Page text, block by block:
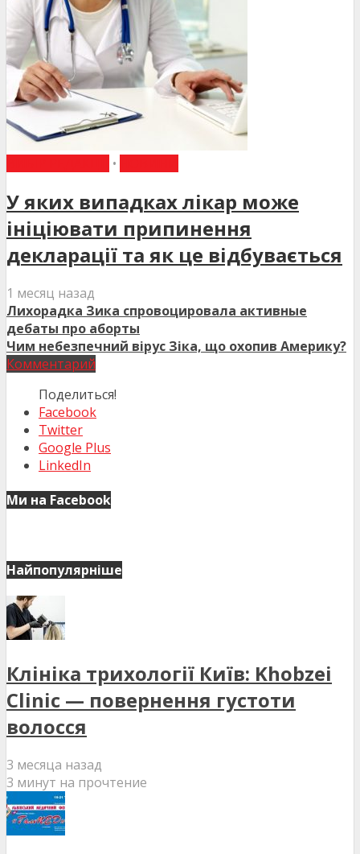
•
У яких випадках лікар може
ініціювати припинення
декларації та як це відбувається
1 месяц назад
Лихорадка Зика спровоцировала активные
дебаты про аборты
Чим небезпечний вірус Зіка, що охопив Америку?
Комментарий
Поделиться!
Facebook
Twitter
Google Plus
LinkedIn
Ми на Facebook
Найпопулярніше
Клініка трихології Київ: Khobzei
Clinic — повернення густоти
волосся
3 месяца назад
3 минут на прочтение